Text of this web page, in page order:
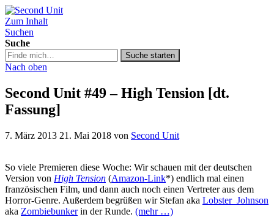
Second Unit
Zum Inhalt
Suchen
Suche
Suche
in
podcast.de/
Suche starten
Nach oben
Second Unit #49 – High Tension [dt.
Fassung]
7. März 2013 21. Mai 2018 von Second Unit
So viele Premieren diese Woche: Wir schauen mit der deutschen
Version von High Tension (Amazon-Link*) endlich mal einen
französischen Film, und dann auch noch einen Vertreter aus dem
Horror-Genre. Außerdem begrüßen wir Stefan aka Lobster_Johnson
aka Zombiebunkerin der Runde. (mehr …)